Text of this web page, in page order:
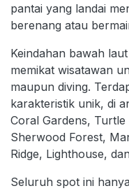
pantai yang landai
berenang atau
Keindahan bawah
memikat wisatawan
maupun diving.
karakteristik unik, di
Coral Gardens,
Sherwood Forest,
Ridge, Lighthouse,
Seluruh spot ini